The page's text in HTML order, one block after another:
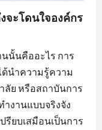
จะโดนใจองค์กร
นั้นคืออะไร การ
นำความรู้ความ
ลัย หรือสถาบันการ
งานแบบจริงจัง
รียบเสมือนเป็นการ